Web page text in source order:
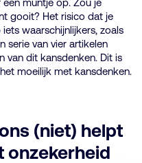
muntje op. Zou je
gooit? Het risico dat je
waarschijnlijkers, zoals
van vier artikelen
van dit kansdenken. Dit is
moeilijk met kansdenken.
(niet) helpt
onzekerheid